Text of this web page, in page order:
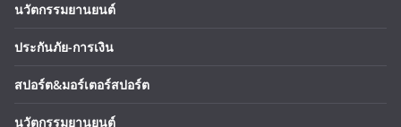
นวัตกรรมยานยนต์
ประกันภัย-การเงิน
สปอร์ต&มอร์เตอร์สปอร์ต
นวัตกรรมยานยนต์